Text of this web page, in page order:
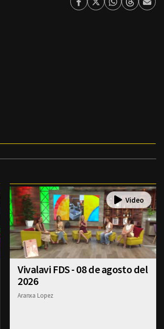
Facebook
TwitterWhatsapp
ThreadsEnviar
Vivalavi FDS - 08 de agosto del
2026
Aranxa Lopez